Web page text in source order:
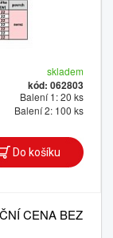
skladem
kód: 062803
Balení 1: 20 ks
Balení 2: 100 ks
CENA BEZ